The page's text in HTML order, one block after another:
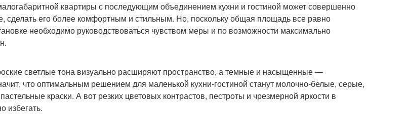
квартиры с последующим объединением кухни и гостиной может совершенно
сделать его более комфортным и стильным. Но, поскольку общая площадь все равно
необходимо руководствоваться чувством меры и по возможности максимально
светлые тона визуально расширяют пространство, а темные и насыщенные —
что оптимальным решением для маленькой кухни-гостиной станут молочно-белые, серые,
краски. А вот резких цветовых контрастов, пестроты и чрезмерной яркости в
избегать.